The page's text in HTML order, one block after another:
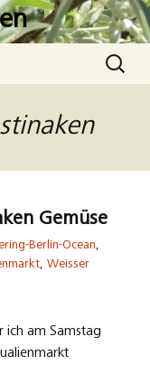
Suchen
nach:
Gemüse
Berlin-Ocean,
, Weisser
ich am Samstag